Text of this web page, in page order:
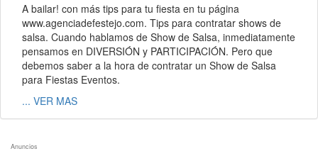
A bailar! con más tips para tu fiesta en tu página
www.agenciadefestejo.com. Tips para contratar shows de
salsa. Cuando hablamos de Show de Salsa, inmediatamente
pensamos en DIVERSIÓN y PARTICIPACIÓN. Pero que
debemos saber a la hora de contratar un Show de Salsa
para Fiestas Eventos.
... VER MAS
Anuncios